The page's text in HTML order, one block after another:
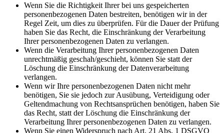
Wenn Sie die Richtigkeit Ihrer bei uns gespeicherten
personenbezogenen Daten bestreiten, benötigen wir in der
Regel Zeit, um dies zu überprüfen. Für die Dauer der Prüfung
haben Sie das Recht, die Einschränkung der Verarbeitung
Ihrer personenbezogenen Daten zu verlangen.
Wenn die Verarbeitung Ihrer personenbezogenen Daten
unrechtmäßig geschah/geschieht, können Sie statt der
Löschung die Einschränkung der Datenverarbeitung
verlangen.
Wenn wir Ihre personenbezogenen Daten nicht mehr
benötigen, Sie sie jedoch zur Ausübung, Verteidigung oder
Geltendmachung von Rechtsansprüchen benötigen, haben Sie
das Recht, statt der Löschung die Einschränkung der
Verarbeitung Ihrer personenbezogenen Daten zu verlangen.
Wenn Sie einen Widerspruch nach Art. 21 Abs. 1 DSGVO